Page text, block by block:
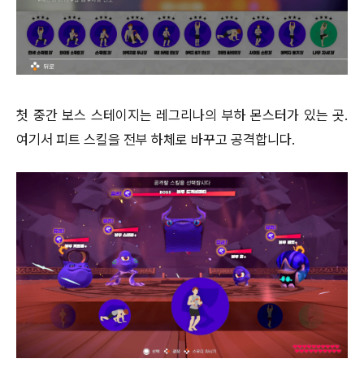
첫 중간 보스 스테이지는 레그리나의 부하 몬스터가 있는 곳.
여기서 피트 스킬을 전부 하체로 바꾸고 공격합니다.